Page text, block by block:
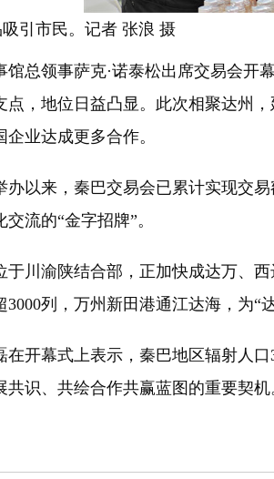
引市民。记者 张浪 摄
领事萨克·诺泰松出席交易会开
点，地位日益凸显。此次相聚达州
业达成更多合作。
以来，秦巴交易会已累计实现交易
流的“金字招牌”。
渝陕结合部，正加快成达万、西
列，万州新田港通江达海，为“
幕式上表示，秦巴地区辐射人口
共识、共绘合作共赢蓝图的重要契